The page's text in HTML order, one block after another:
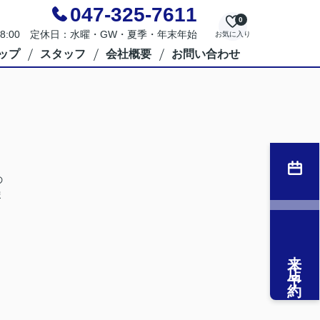
047-325-7611
定休日：水曜・GW・夏季・年末年始 お気に入り
0
プ スタッフ 会社概要 お問い合わせ
来店予約